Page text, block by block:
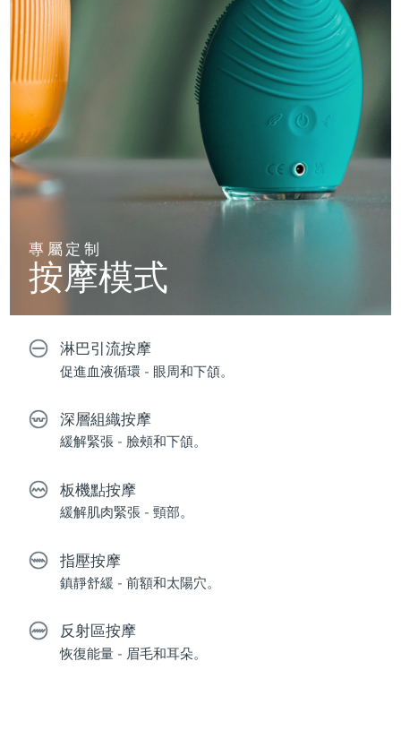
專屬定制
按摩模式
淋巴引流按摩
促進血液循環 - 眼周和下頜。
深層組織按摩
緩解緊張 - 臉頰和下頜。
板機點按摩
緩解肌肉緊張 - 頸部。
指壓按摩
鎮靜舒緩 - 前額和太陽穴。
反射區按摩
恢復能量 - 眉毛和耳朵。